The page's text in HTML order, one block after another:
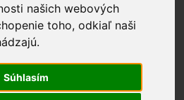
našich webových
toho, odkiaľ naši
Súhlasím